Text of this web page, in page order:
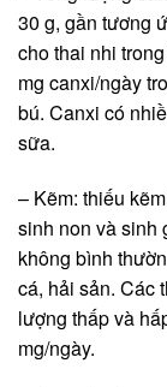
30 g, gần tương
cho thai nhi
mg canxi/ngày
bú. Canxi có
sữa.
– Kẽm: thiếu
sinh non và sinh
không bình
cá, hải sản. Các
lượng thấp và
mg/ngày.